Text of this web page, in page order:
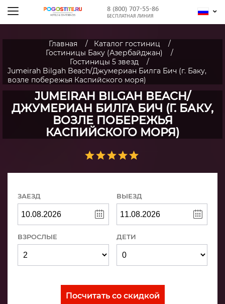
8 (800) 707-55-86
БЕСПЛАТНАЯ ЛИНИЯ
Главная
Каталог гостиниц
Гостиницы Баку (Азербайджан)
Гостиницы 5 звезд
Jumeirah Bilgah Beach/Джумериан Билга Бич (г. Баку,
возле побережья Каспийского моря)
JUMEIRAH BILGAH BEACH/
ДЖУМЕРИАН БИЛГА БИЧ (Г. БАКУ,
ВОЗЛЕ ПОБЕРЕЖЬЯ
КАСПИЙСКОГО МОРЯ)
ЗАЕЗД ВЫЕЗД
ВЗРОСЛЫЕ ДЕТИ
Посчитать со скидкой